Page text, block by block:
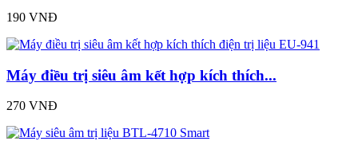
190 VNĐ
Máy điều trị siêu âm kết hợp kích thích...
270 VNĐ